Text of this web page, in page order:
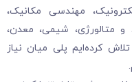
مهندسی مکانیک،
و متالورژی، شیمی، معدن،
کرده‌ایم پلی میان نیاز